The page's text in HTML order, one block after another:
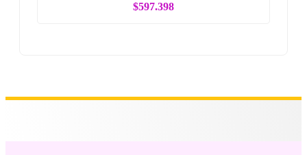
$597.398